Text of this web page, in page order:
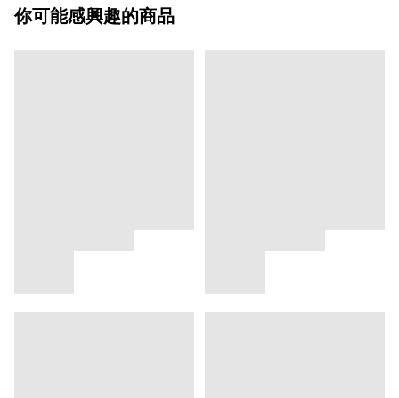
你可能感興趣的商品